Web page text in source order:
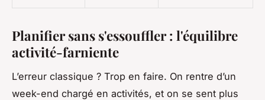
Planifier sans s'essouffler : l'équilibre
activité-farniente
L’erreur classique ? Trop en faire. On rentre d’un
week-end chargé en activités, et on se sent plus